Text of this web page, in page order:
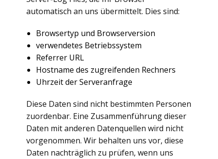
automatisch an uns übermittelt. Dies sind:
Browsertyp und Browserversion
verwendetes Betriebssystem
Referrer URL
Hostname des zugreifenden Rechners
Uhrzeit der Serveranfrage
Diese Daten sind nicht bestimmten Personen
zuordenbar. Eine Zusammenführung dieser
Daten mit anderen Datenquellen wird nicht
vorgenommen. Wir behalten uns vor, diese
Daten nachträglich zu prüfen, wenn uns